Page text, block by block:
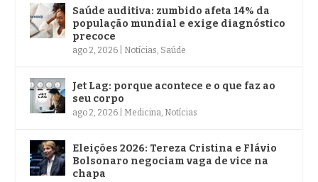
Saúde auditiva: zumbido afeta 14% da
população mundial e exige diagnóstico
precoce
ago 2, 2026 Notícias, Saúde
Jet Lag: porque acontece e o que faz ao
seu corpo
ago 2, 2026 Medicina, Notícias
Eleições 2026: Tereza Cristina e Flávio
Bolsonaro negociam vaga de vice na
chapa